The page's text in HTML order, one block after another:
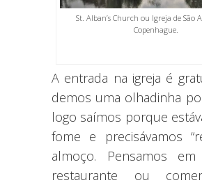
St. Alban’s Church ou Igreja de São
Copenhague.
A entrada na igreja é
demos uma olhadinha
logo saímos porque
fome e precisávamos
almoço. Pensamos
restaurante ou